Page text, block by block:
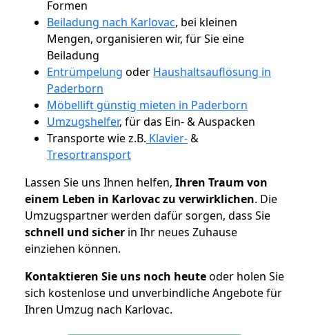
Formen
Beiladung nach Karlovac, bei kleinen
Mengen, organisieren wir, für Sie eine
Beiladung
Entrümpelung oder Haushaltsauflösung in
Paderborn
Möbellift günstig mieten in Paderborn
Umzugshelfer, für das Ein- & Auspacken
Transporte wie z.B. Klavier-&
Tresortransport
Lassen Sie uns Ihnen helfen, Ihren Traum von
einem Leben in Karlovac zu verwirklichen. Die
Umzugspartner werden dafür sorgen, dass Sie
schnell und sicher in Ihr neues Zuhause
einziehen können.
Kontaktieren Sie uns noch heuteoder holen Sie
sich kostenlose und unverbindliche Angebote für
Ihren Umzug nach Karlovac.